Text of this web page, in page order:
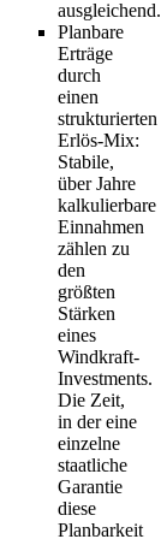
ausgleichend.
Planbare
Erträge
durch
einen
strukturierten
Erlös-Mix:
Stabile,
über Jahre
kalkulierbare
Einnahmen
zählen zu
den
größten
Stärken
eines
Windkraft-
Investments.
Die Zeit,
in der eine
einzelne
staatliche
Garantie
diese
Planbarkeit